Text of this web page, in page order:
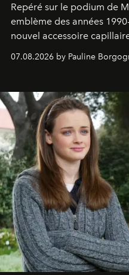
Repéré sur le podium de
emblème des années
nouvel accessoire
07.08.2026 by Pauline